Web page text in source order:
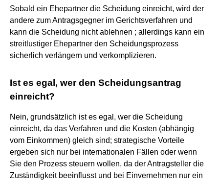
Sobald ein Ehepartner die Scheidung einreicht, wird der
andere zum Antragsgegner im Gerichtsverfahren und
kann die Scheidung nicht ablehnen ; allerdings kann ein
streitlustiger Ehepartner den Scheidungsprozess
sicherlich verlängern und verkomplizieren.
Ist es egal, wer den Scheidungsantrag
einreicht?
Nein, grundsätzlich ist es egal, wer die Scheidung
einreicht, da das Verfahren und die Kosten (abhängig
vom Einkommen) gleich sind; strategische Vorteile
ergeben sich nur bei internationalen Fällen oder wenn
Sie den Prozess steuern wollen, da der Antragsteller die
Zuständigkeit beeinflusst und bei Einvernehmen nur ein